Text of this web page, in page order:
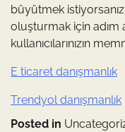
büyütmek
oluşturmak için adım
kullanıcılarınızın
E ticaret danışmanlık
Trendyol danışmanlık
Posted in